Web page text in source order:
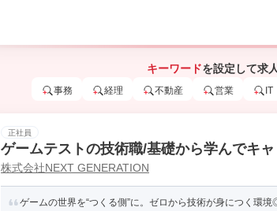
キーワードを設定して求
事務 経理 不動産 営業 IT
正社員
ゲームテストの技術職/基礎から学んでキ
株式会社NEXT GENERATION
ゲームの世界を“つくる側”に。ゼロから技術が身につく環